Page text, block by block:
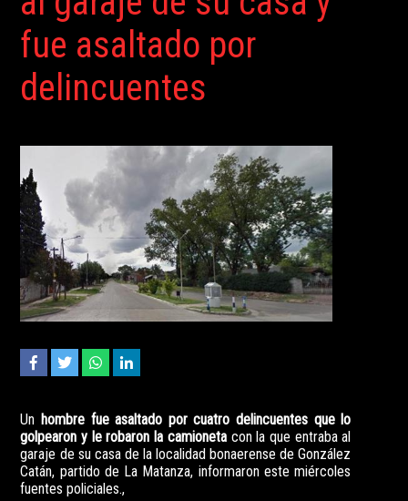
fue asaltado por
delincuentes
Unhombre fue asaltado por cuatro delincuentes que lo
golpearon y le robaron la camionetacon la que entraba al
garaje de su casa de la localidad bonaerense de González
Catán, partido de La Matanza, informaron este miércoles
fuentes policiales.,